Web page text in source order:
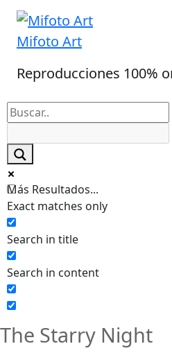
Skip
content
Mifoto Art
Reproducciones 100%
Más Resultados...
Exact matches only
Search in title
Search in content
The Starry Night